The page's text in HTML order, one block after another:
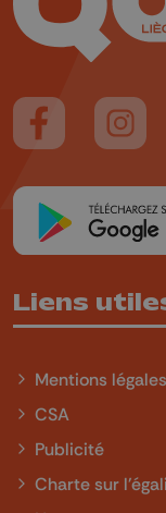
Suivez-nous sur
Liens
Mentions légales
CSA
Publicité
Charte sur